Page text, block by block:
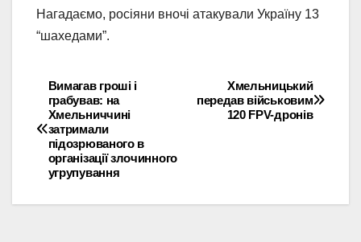
Нагадаємо, росіяни вночі атакували Україну 13
“шахедами”.
Навігація
записів
Хмельницький
передав військовим
120 FPV-дронів
Вимагав гроші і
грабував: на
Хмельниччині
затримали
підозрюваного в
організації злочинного
угрупування